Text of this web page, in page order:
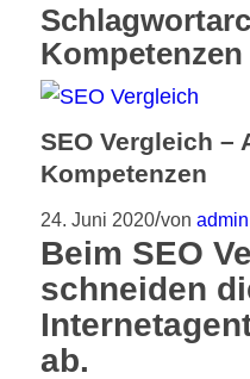
Kompetenzen
SEO Vergleich –
Kompetenzen
24. Juni 2020/von admin
Beim SEO
schneiden
ab.